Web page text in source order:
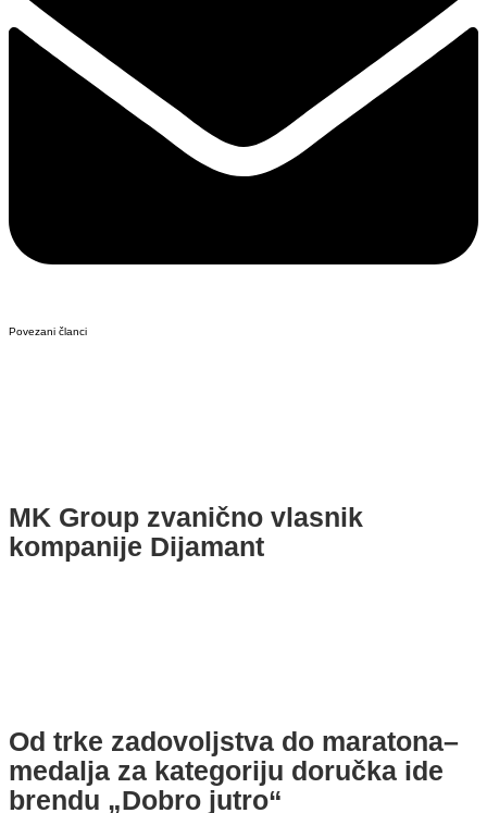
Povezani članci
MK Group zvanično vlasnik
kompanije Dijamant
Od trke zadovoljstva do maratona–
medalja za kategoriju doručka ide
brendu „Dobro jutro“